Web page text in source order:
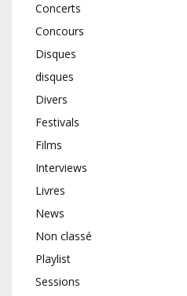
Concerts
Concours
Disques
disques
Divers
Festivals
Films
Interviews
Livres
News
Non classé
Playlist
Sessions